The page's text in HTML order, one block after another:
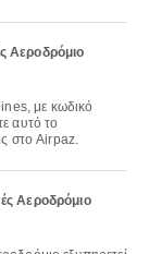
Αεροδρόμιο
αυτό το
στο Airpaz.
Αεροδρόμιο